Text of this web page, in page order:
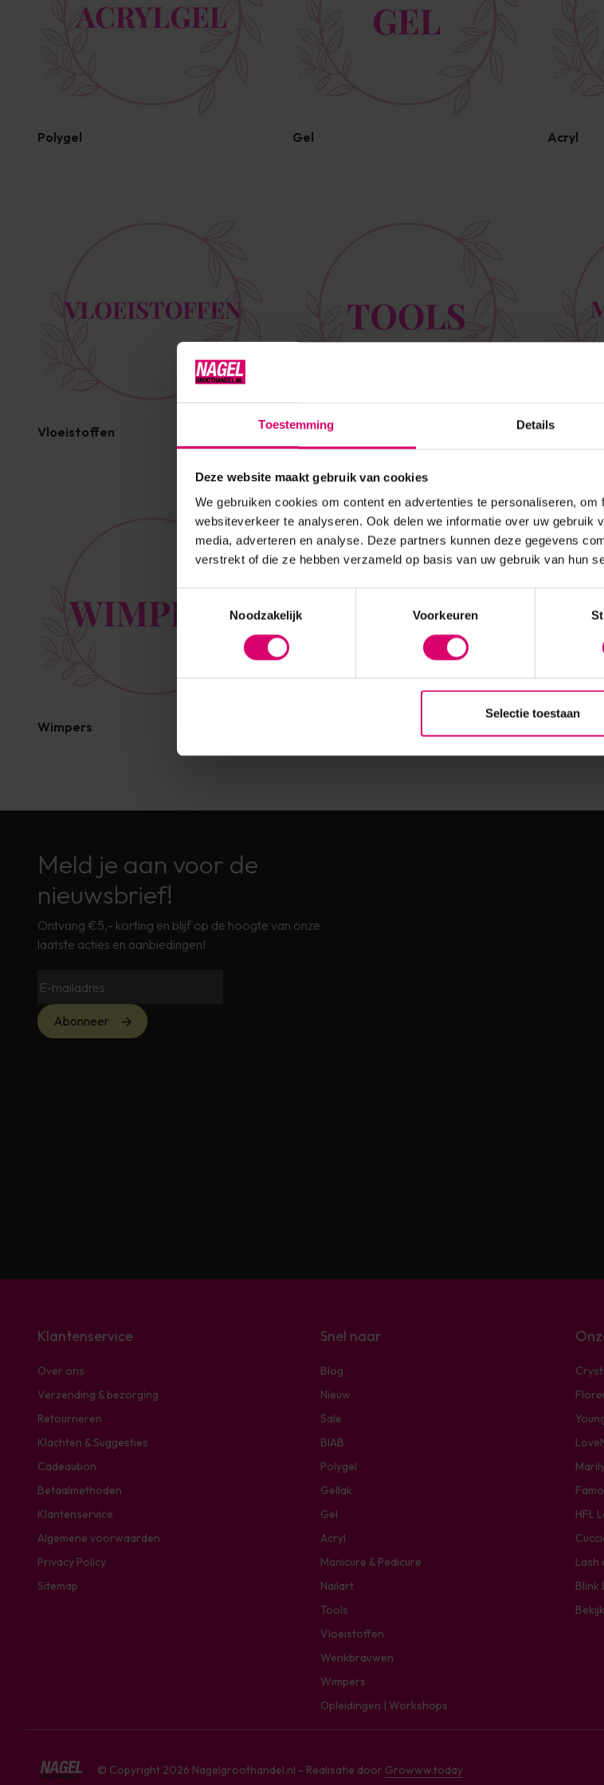
Toestemming Details
Deze website maakt gebruik van cookies
We gebruiken cookies om content en advertenties te personaliseren,
websiteverkeer te analyseren. Ook delen we informatie over uw gebruik
media, adverteren en analyse. Deze partners kunnen deze gegevens
verstrekt of die ze hebben verzameld op basis van uw gebruik van hun
Noodzakelijk
Voorkeuren
Selectie toestaan
Polygel Gel Acryl
Vloeistoffen Tools Manicure
Wimpers
Meld je aan voor de
nieuwsbrief!
Ontvang €5,- korting en blijf op de hoogte van onze
laatste acties en aanbiedingen!
Abonneer
Klantenservice
Over ons
Verzending & bezorging
Retourneren
Klachten & Suggesties
Cadeaubon
Betaalmethoden
Klantenservice
Algemene voorwaarden
Privacy Policy
Sitemap
Snel naar
Blog
Nieuw
Sale
BIAB
Polygel
Gellak
Gel
Acryl
Manicure & Pedicure
Nailart
Tools
Vloeistoffen
Wenkbrauwen
Wimpers
Opleidingen | Workshops
HFL
Lash
Blink
© Copyright 2026 Nagelgroothandel.nl - Realisatie door Growww.today